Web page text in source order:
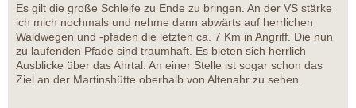
Es gilt die große Schleife zu Ende zu bringen. An der VS stärke
ich mich nochmals und nehme dann abwärts auf herrlichen
Waldwegen und -pfaden die letzten ca. 7 Km in Angriff. Die nun
zu laufenden Pfade sind traumhaft. Es bieten sich herrlich
Ausblicke über das Ahrtal. An einer Stelle ist sogar schon das
Ziel an der Martinshütte oberhalb von Altenahr zu sehen.